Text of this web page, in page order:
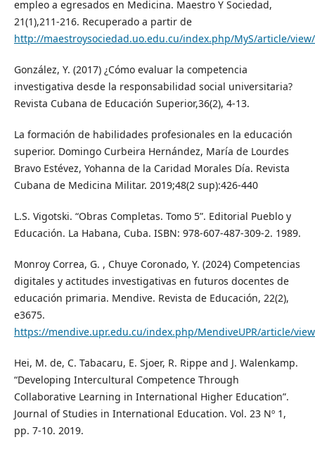
empleo a egresados en Medicina. Maestro Y Sociedad,
21(1),211-216. Recuperado a partir de
http://maestroysociedad.uo.edu.cu/index.php/MyS/article/
González, Y. (2017) ¿Cómo evaluar la competencia
investigativa desde la responsabilidad social universitaria?
Revista Cubana de Educación Superior,36(2), 4-13.
La formación de habilidades profesionales en la educación
superior. Domingo Curbeira Hernández, María de Lourdes
Bravo Estévez, Yohanna de la Caridad Morales Día. Revista
Cubana de Medicina Militar. 2019;48(2 sup):426-440
L.S. Vigotski. “Obras Completas. Tomo 5”. Editorial Pueblo y
Educación. La Habana, Cuba. ISBN: 978-607-487-309-2. 1989.
Monroy Correa, G. , Chuye Coronado, Y. (2024) Competencias
digitales y actitudes investigativas en futuros docentes de
educación primaria. Mendive. Revista de Educación, 22(2),
e3675.
https://mendive.upr.edu.cu/index.php/MendiveUPR/article/
Hei, M. de, C. Tabacaru, E. Sjoer, R. Rippe and J. Walenkamp.
“Developing Intercultural Competence Through
Collaborative Learning in International Higher Education”.
Journal of Studies in International Education. Vol. 23 Nº 1,
pp. 7-10. 2019.